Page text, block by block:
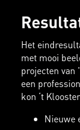
Het
met mooi
projecten
een
kon ‘t
Nieuwe